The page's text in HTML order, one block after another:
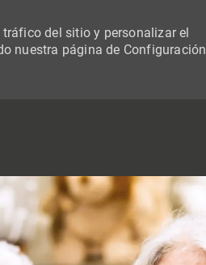
del sitio y personalizar el
nuestra página de Configuración